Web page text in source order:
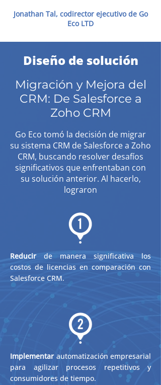
Jonathan Tal, codirector ejecutivo de Go
Eco LTD
Diseño de solución
Migración y Mejora del
CRM: De Salesforce a
Zoho CRM
Go Eco tomó la decisión de migrar
su sistema CRM de Salesforce a Zoho
CRM, buscando resolver desafíos
significativos que enfrentaban con
su solución anterior. Al hacerlo,
lograron
Reducirde manera significativa los
costos de licencias en comparación con
Salesforce CRM.
Implementarautomatización empresarial
para agilizar procesos repetitivos y
consumidores de tiempo.